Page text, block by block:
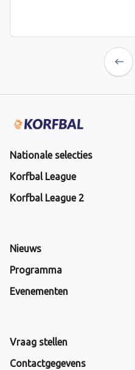
Nationale selecties
Korfbal League
Korfbal League 2
Nieuws
Programma
Evenementen
Vraag stellen
Contactgegevens